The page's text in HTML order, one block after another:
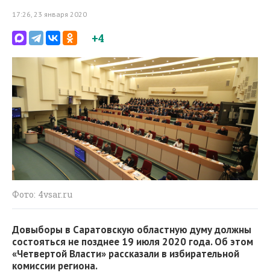
17:26, 23 января 2020
+4
Фото: 4vsar.ru
Довыборы в Саратовскую областную думу должны
состояться не позднее 19 июля 2020 года. Об этом
«Четвертой Власти» рассказали в избирательной
комиссии региона.